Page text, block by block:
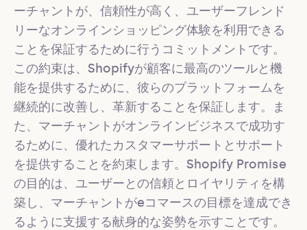
ーチャントが、信頼性が高く、ユーザーフレンド
リーなオンラインショッピング体験を利用できる
ことを保証するために行うコミットメントです。
この約束は、Shopifyが顧客に最高のツールと機
能を提供するために、彼らのプラットフォームを
継続的に改善し、革新することを保証します。ま
た、マーチャントがオンラインビジネスで成功す
るために、優れたカスタマーサポートとサポート
を提供することを約束します。Shopify Promise
の目的は、ユーザーとの信頼とロイヤリティを構
築し、マーチャントがeコマースの目標を達成でき
るように支援する献身的な姿勢を示すことです。